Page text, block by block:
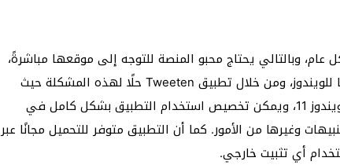
وبالتالي يحتاج محبو المنصة للتوجه إلى موقعها مباشرةً،
كما أن تطبيق TweetDeck المشهور غير متوفر أيضًا للويندوز، ومن خلال تطبيق Tweeten حلًا لهذه المشكلة حيث
يوفر واجهة Tweetdeck ولكن بشكل مناسب أكثر لويندوز 11، ويمكن تخصيص استخدام التطبيق بشكل كامل في
وغيرها من الأمور. كما أن التطبيق متوفر للتحميل مجانًا عبر
أي تثبيت خارجي.